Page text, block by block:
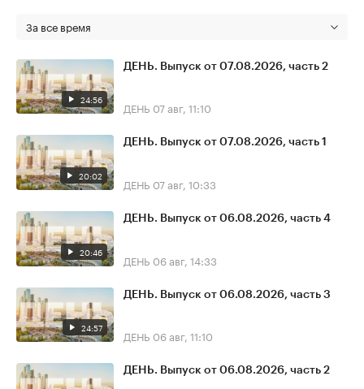
За все время
24:56
ДЕНЬ. Выпуск от 07.08.2026, часть 2
ДЕНЬ 07 авг, 11:10
20:02
ДЕНЬ. Выпуск от 07.08.2026, часть 1
ДЕНЬ 07 авг, 10:33
20:46
ДЕНЬ. Выпуск от 06.08.2026, часть 4
ДЕНЬ 06 авг, 14:33
24:57
ДЕНЬ. Выпуск от 06.08.2026, часть 3
ДЕНЬ 06 авг, 11:10
ДЕНЬ. Выпуск от 06.08.2026, часть 2